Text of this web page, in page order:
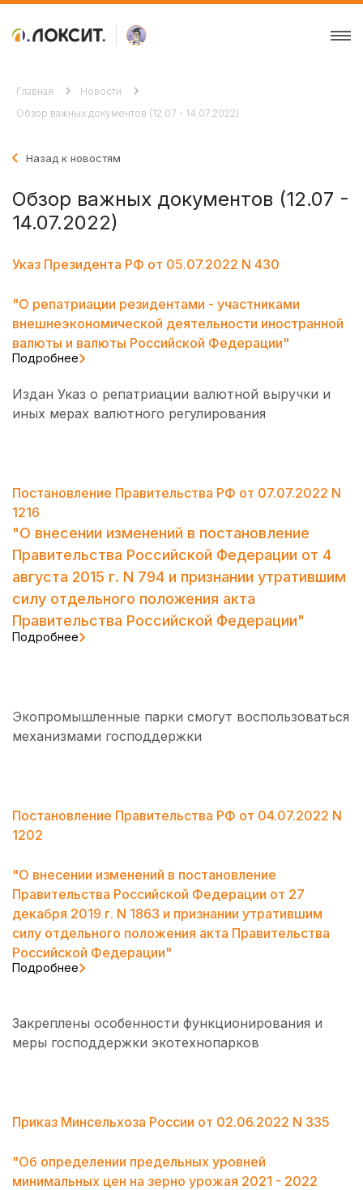
Главная
Новости
Обзор важных документов (12.07 - 14.07.2022)
Назад к новостям
Обзор важных документов (12.07 -
14.07.2022)
Указ Президента РФ от 05.07.2022 N 430
"О репатриации резидентами - участниками
внешнеэкономической деятельности иностранной
валюты и валюты Российской Федерации"
Подробнее
Издан Указ о репатриации валютной выручки и
иных мерах валютного регулирования
Постановление Правительства РФ от 07.07.2022 N
1216
"О внесении изменений в постановление
Правительства Российской Федерации от 4
августа 2015 г. N 794 и признании утратившим
силу отдельного положения акта
Правительства Российской Федерации"
Подробнее
Экопромышленные парки смогут воспользоваться
механизмами господдержки
Постановление Правительства РФ от 04.07.2022 N
1202
"О внесении изменений в постановление
Правительства Российской Федерации от 27
декабря 2019 г. N 1863 и признании утратившим
силу отдельного положения акта Правительства
Российской Федерации"
Подробнее
Закреплены особенности функционирования и
меры господдержки экотехнопарков
Приказ Минсельхоза России от 02.06.2022 N 335
"Об определении предельных уровней
минимальных цен на зерно урожая 2021 - 2022